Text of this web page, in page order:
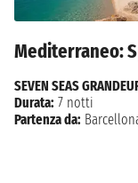
Mediterraneo:
SEVEN SEAS
Durata: 7 notti
Partenza da: